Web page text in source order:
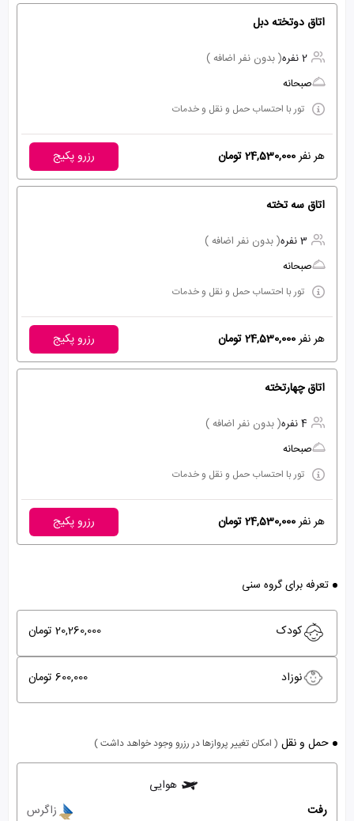
اتاق دوتخته دبل
2 نفره
( بدون نفر اضافه )
صبحانه
تور با احتساب حمل و نقل و خدمات
هر نفر24,530,000 تومان رزرو پکیج
اتاق سه تخته
3 نفره
( بدون نفر اضافه )
صبحانه
تور با احتساب حمل و نقل و خدمات
هر نفر24,530,000 تومان رزرو پکیج
اتاق چهارتخته
4 نفره
( بدون نفر اضافه )
صبحانه
تور با احتساب حمل و نقل و خدمات
هر نفر24,530,000 تومان رزرو پکیج
تعرفه برای گروه سنی
کودک 20,260,000 تومان
نوزاد 600,000 تومان
حمل و نقل ( امکان تغییر پروازها در رزرو وجود خواهد داشت )
هوایی
رفت
زاگرس